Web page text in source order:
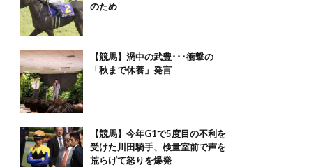
のため
【競馬】渦中の武豊･･･衝撃の
「秋まで休養」発言
【競馬】今年G1で5度目の不利を
受けた川田騎手、検量室前で声を
荒らげて怒りを爆発